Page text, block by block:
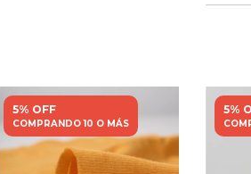
5% OFF
COMPRANDO 10 O MÁS
5%